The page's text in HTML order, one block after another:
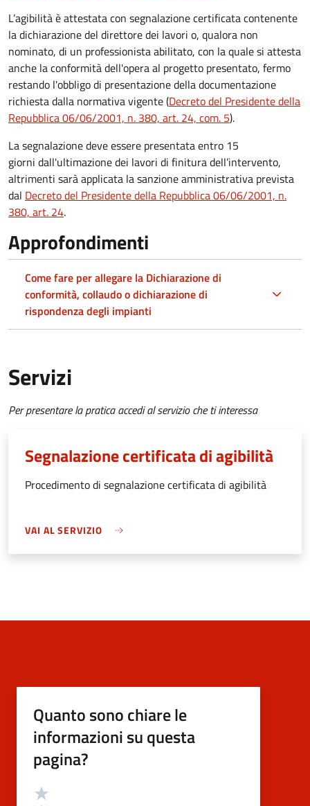
L’agibilità è attestata con segnalazione certificata contenente
la dichiarazione del direttore dei lavori o, qualora non
nominato, di un professionista abilitato, con la quale si attesta
anche la conformità dell'opera al progetto presentato, fermo
restando l'obbligo di presentazione della documentazione
richiesta dalla normativa vigente (Decreto del Presidente della
Repubblica 06/06/2001, n. 380, art. 24, com. 5).
La segnalazione deve essere presentata entro 15
giorni dall'ultimazione dei lavori di finitura dell’intervento,
altrimenti sarà applicata la sanzione amministrativa prevista
dal Decreto del Presidente della Repubblica 06/06/2001, n.
380, art. 24.
Approfondimenti
Come fare per allegare la Dichiarazione di
conformità, collaudo o dichiarazione di
rispondenza degli impianti
Servizi
Per presentare la pratica accedi al servizio che ti interessa
Segnalazione certificata di agibilità
Procedimento di segnalazione certificata di agibilità
VAI AL SERVIZIO
Quanto sono chiare le
informazioni su questa
pagina?
Valutazione